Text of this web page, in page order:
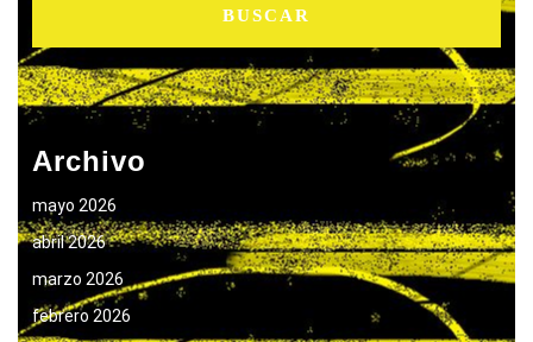
Archivo
mayo 2026
abril 2026
marzo 2026
febrero 2026